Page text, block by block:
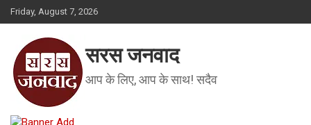
Skip
to
Friday, August 7, 2026
सरस जनवाद
आप के लिए, आप के साथ! सदैव